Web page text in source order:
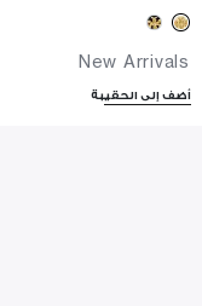
New Arrivals
أضف إلى الحقيبة